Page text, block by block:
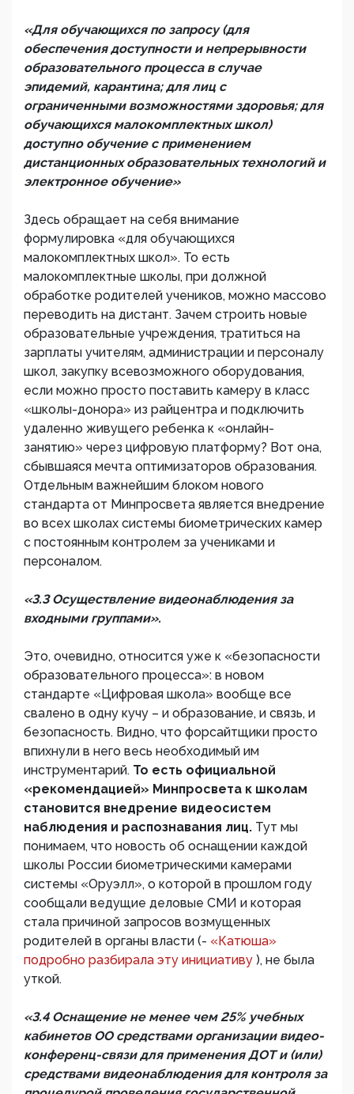
«Для обучающихся по запросу (для
обеспечения доступности и непрерывности
образовательного процесса в случае
эпидемий, карантина; для лиц с
ограниченными возможностями здоровья; для
обучающихся малокомплектных школ)
доступно обучение с применением
дистанционных образовательных технологий и
электронное обучение»
Здесь обращает на себя внимание
формулировка «для обучающихся
малокомплектных школ». То есть
малокомплектные школы, при должной
обработке родителей учеников, можно массово
переводить на дистант. Зачем строить новые
образовательные учреждения, тратиться на
зарплаты учителям, администрации и персоналу
школ, закупку всевозможного оборудования,
если можно просто поставить камеру в класс
«школы-донора» из райцентра и подключить
удаленно живущего ребенка к «онлайн-
занятию» через цифровую платформу? Вот она,
сбывшаяся мечта оптимизаторов образования.
Отдельным важнейшим блоком нового
стандарта от Минпросвета является внедрение
во всех школах системы биометрических камер
с постоянным контролем за учениками и
персоналом.
«3.3 Осуществление видеонаблюдения за
входными группами».
Это, очевидно, относится уже к «безопасности
образовательного процесса»: в новом
стандарте «Цифровая школа» вообще все
свалено в одну кучу – и образование, и связь, и
безопасность. Видно, что форсайтщики просто
впихнули в него весь необходимый им
инструментарий. То есть официальной
«рекомендацией» Минпросвета к школам
становится внедрение видеосистем
наблюдения и распознавания лиц. Тут мы
понимаем, что новость об оснащении каждой
школы России биометрическими камерами
системы «Оруэлл», о которой в прошлом году
сообщали ведущие деловые СМИ и которая
стала причиной запросов возмущенных
родителей в органы власти (- «Катюша»
подробно разбирала эту инициативу ), не была
уткой.
«3.4 Оснащение не менее чем 25% учебных
кабинетов ОО средствами организации видео-
конференц-связи для применения ДОТ и (или)
средствами видеонаблюдения для контроля за